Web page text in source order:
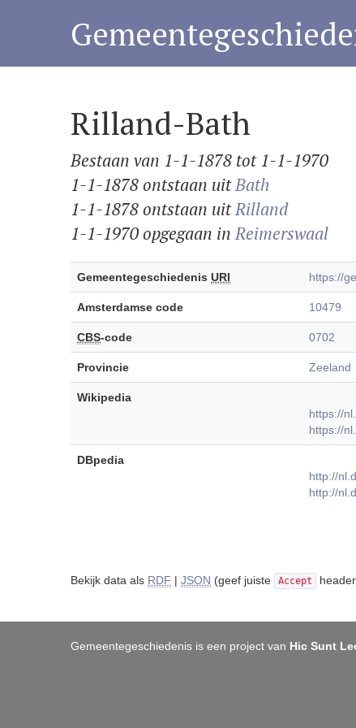
Rilland-Bath
Bestaan van 1-1-1878 tot 1-1-1970
1-1-1878 ontstaan uitBath
1-1-1878 ontstaan uitRilland
1-1-1970 opgegaan inReimerswaal
Gemeentegeschiedenis URI https://
Amsterdamse code 10479
CBS-code 0702
Provincie Zeeland
Wikipedia
https://
https://
DBpedia
http://
http://
Bekijk data als RDF | JSON (geef juiste Accept
Gemeentegeschiedenis is een project van Hic Sunt